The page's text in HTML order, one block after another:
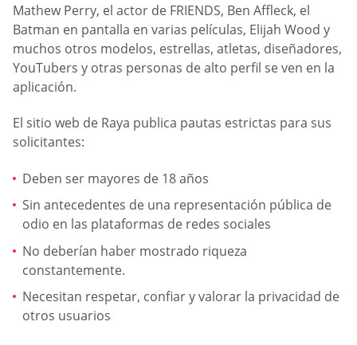
Mathew Perry, el actor de FRIENDS, Ben Affleck, el
Batman en pantalla en varias películas, Elijah Wood y
muchos otros modelos, estrellas, atletas, diseñadores,
YouTubers y otras personas de alto perfil se ven en la
aplicación.
El sitio web de Raya publica pautas estrictas para sus
solicitantes:
Deben ser mayores de 18 años
Sin antecedentes de una representación pública de
odio en las plataformas de redes sociales
No deberían haber mostrado riqueza
constantemente.
Necesitan respetar, confiar y valorar la privacidad de
otros usuarios